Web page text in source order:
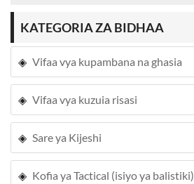
KATEGORIA ZA BIDHAA
Vifaa vya kupambana na ghasia
Vifaa vya kuzuia risasi
Sare ya Kijeshi
Kofia ya Tactical (isiyo ya balistiki)